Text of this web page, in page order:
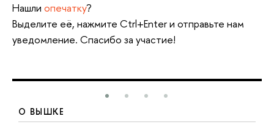
Нашли опечатку?
Выделите её, нажмите Ctrl+Enter и отправьте нам
уведомление. Спасибо за участие!
О ВЫШКЕ